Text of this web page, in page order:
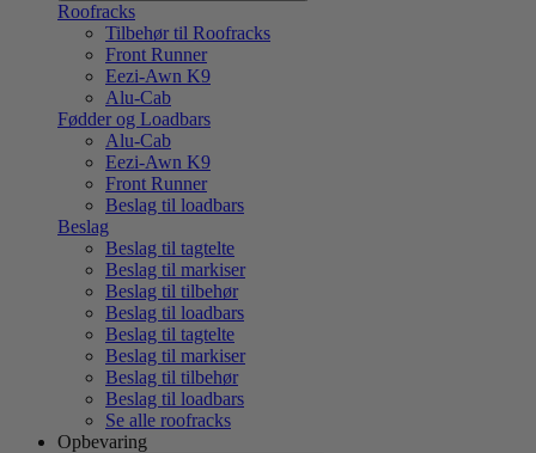
Roofracks
Tilbehør til Roofracks
Front Runner
Eezi-Awn K9
Alu-Cab
Fødder og Loadbars
Alu-Cab
Eezi-Awn K9
Front Runner
Beslag til loadbars
Beslag
Beslag til tagtelte
Beslag til markiser
Beslag til tilbehør
Beslag til loadbars
Beslag til tagtelte
Beslag til markiser
Beslag til tilbehør
Beslag til loadbars
Se alle roofracks
Opbevaring